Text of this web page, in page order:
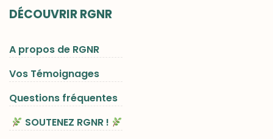
DÉCOUVRIR RGNR
A propos de RGNR
Vos Témoignages
Questions fréquentes
SOUTENEZ RGNR !